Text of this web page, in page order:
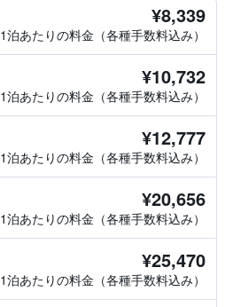
¥8,339
1泊あたりの料金（各種手数料込み）
¥10,732
1泊あたりの料金（各種手数料込み）
¥12,777
1泊あたりの料金（各種手数料込み）
¥20,656
1泊あたりの料金（各種手数料込み）
¥25,470
1泊あたりの料金（各種手数料込み）